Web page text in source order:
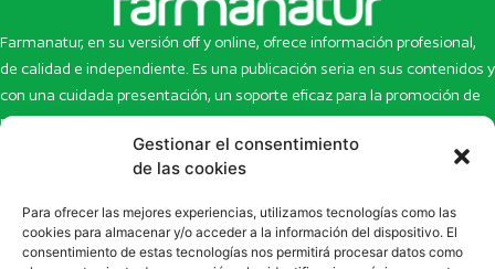
Gestionar el consentimiento
de las cookies
Para ofrecer las mejores experiencias, utilizamos tecnologías como las
cookies para almacenar y/o acceder a la información del dispositivo. El
consentimiento de estas tecnologías nos permitirá procesar datos como
Farmanatur, en su versión off y online, ofrece información profesional,
de calidad e independiente. Es una publicación seria en sus contenidos y
con una cuidada presentación, un soporte eficaz para la promoción de
productos y novedades.
Inicio
Newsletter
Eco Multimedia
Artículos
Escaparate